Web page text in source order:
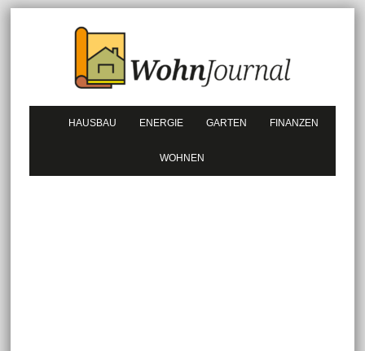
HAUSBAU ENERGIE GARTEN FINANZEN
WOHNEN